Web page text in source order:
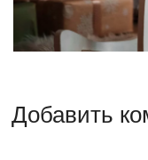
Добавить